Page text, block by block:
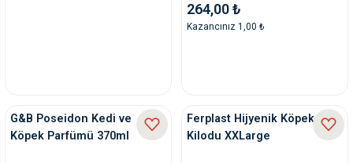
264,00 ₺
Kazancınız 1,00 ₺
G&B Poseidon Kedi ve
Köpek Parfümü 370ml
Ferplast Hijyenik Köpek
Kilodu XXLarge